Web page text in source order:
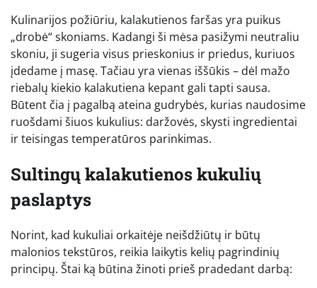
Kulinarijos požiūriu, kalakutienos faršas yra puikus
„drobė“ skoniams. Kadangi ši mėsa pasižymi neutraliu
skoniu, ji sugeria visus prieskonius ir priedus, kuriuos
įdedame į masę. Tačiau yra vienas iššūkis – dėl mažo
riebalų kiekio kalakutiena kepant gali tapti sausa.
Būtent čia į pagalbą ateina gudrybės, kurias naudosime
ruošdami šiuos kukulius: daržovės, skysti ingredientai
ir teisingas temperatūros parinkimas.
Sultingų kalakutienos kukulių
paslaptys
Norint, kad kukuliai orkaitėje neišdžiūtų ir būtų
malonios tekstūros, reikia laikytis kelių pagrindinių
principų. Štai ką būtina žinoti prieš pradedant darbą: